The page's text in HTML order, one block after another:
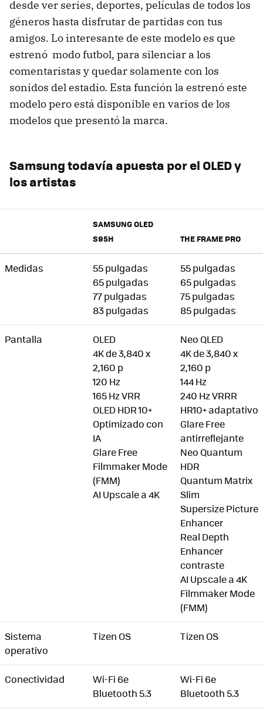
desde ver series, deportes, películas de todos los
géneros hasta disfrutar de partidas con tus
amigos. Lo interesante de este modelo es que
estrenó modo futbol, para silenciar a los
comentaristas y quedar solamente con los
sonidos del estadio. Esta función la estrenó este
modelo pero está disponible en varios de los
modelos que presentó la marca.
Samsung todavía apuesta por el OLED y
los artistas
SAMSUNG OLED
S95H
THE FRAME PRO
Medidas
55 pulgadas
65 pulgadas
77 pulgadas
83 pulgadas
55 pulgadas
65 pulgadas
75 pulgadas
85 pulgadas
Pantalla
OLED
4K de 3,840 x
2,160 p
120 Hz
165 Hz VRR
OLED HDR 10+
Optimizado con
IA
Glare Free
Filmmaker Mode
(FMM)
AI Upscale a 4K
Neo QLED
4K de 3,840 x
2,160 p
144 Hz
240 Hz VRRR
HR10+ adaptativo
Glare Free
antirreflejante
Neo Quantum
HDR
Quantum Matrix
Slim
Supersize Picture
Enhancer
Real Depth
Enhancer
contraste
AI Upscale a 4K
Filmmaker Mode
(FMM)
Sistema
operativo
Tizen OS Tizen OS
Conectividad
Wi-Fi 6e
Bluetooth 5.3
Wi-Fi 6e
Bluetooth 5.3